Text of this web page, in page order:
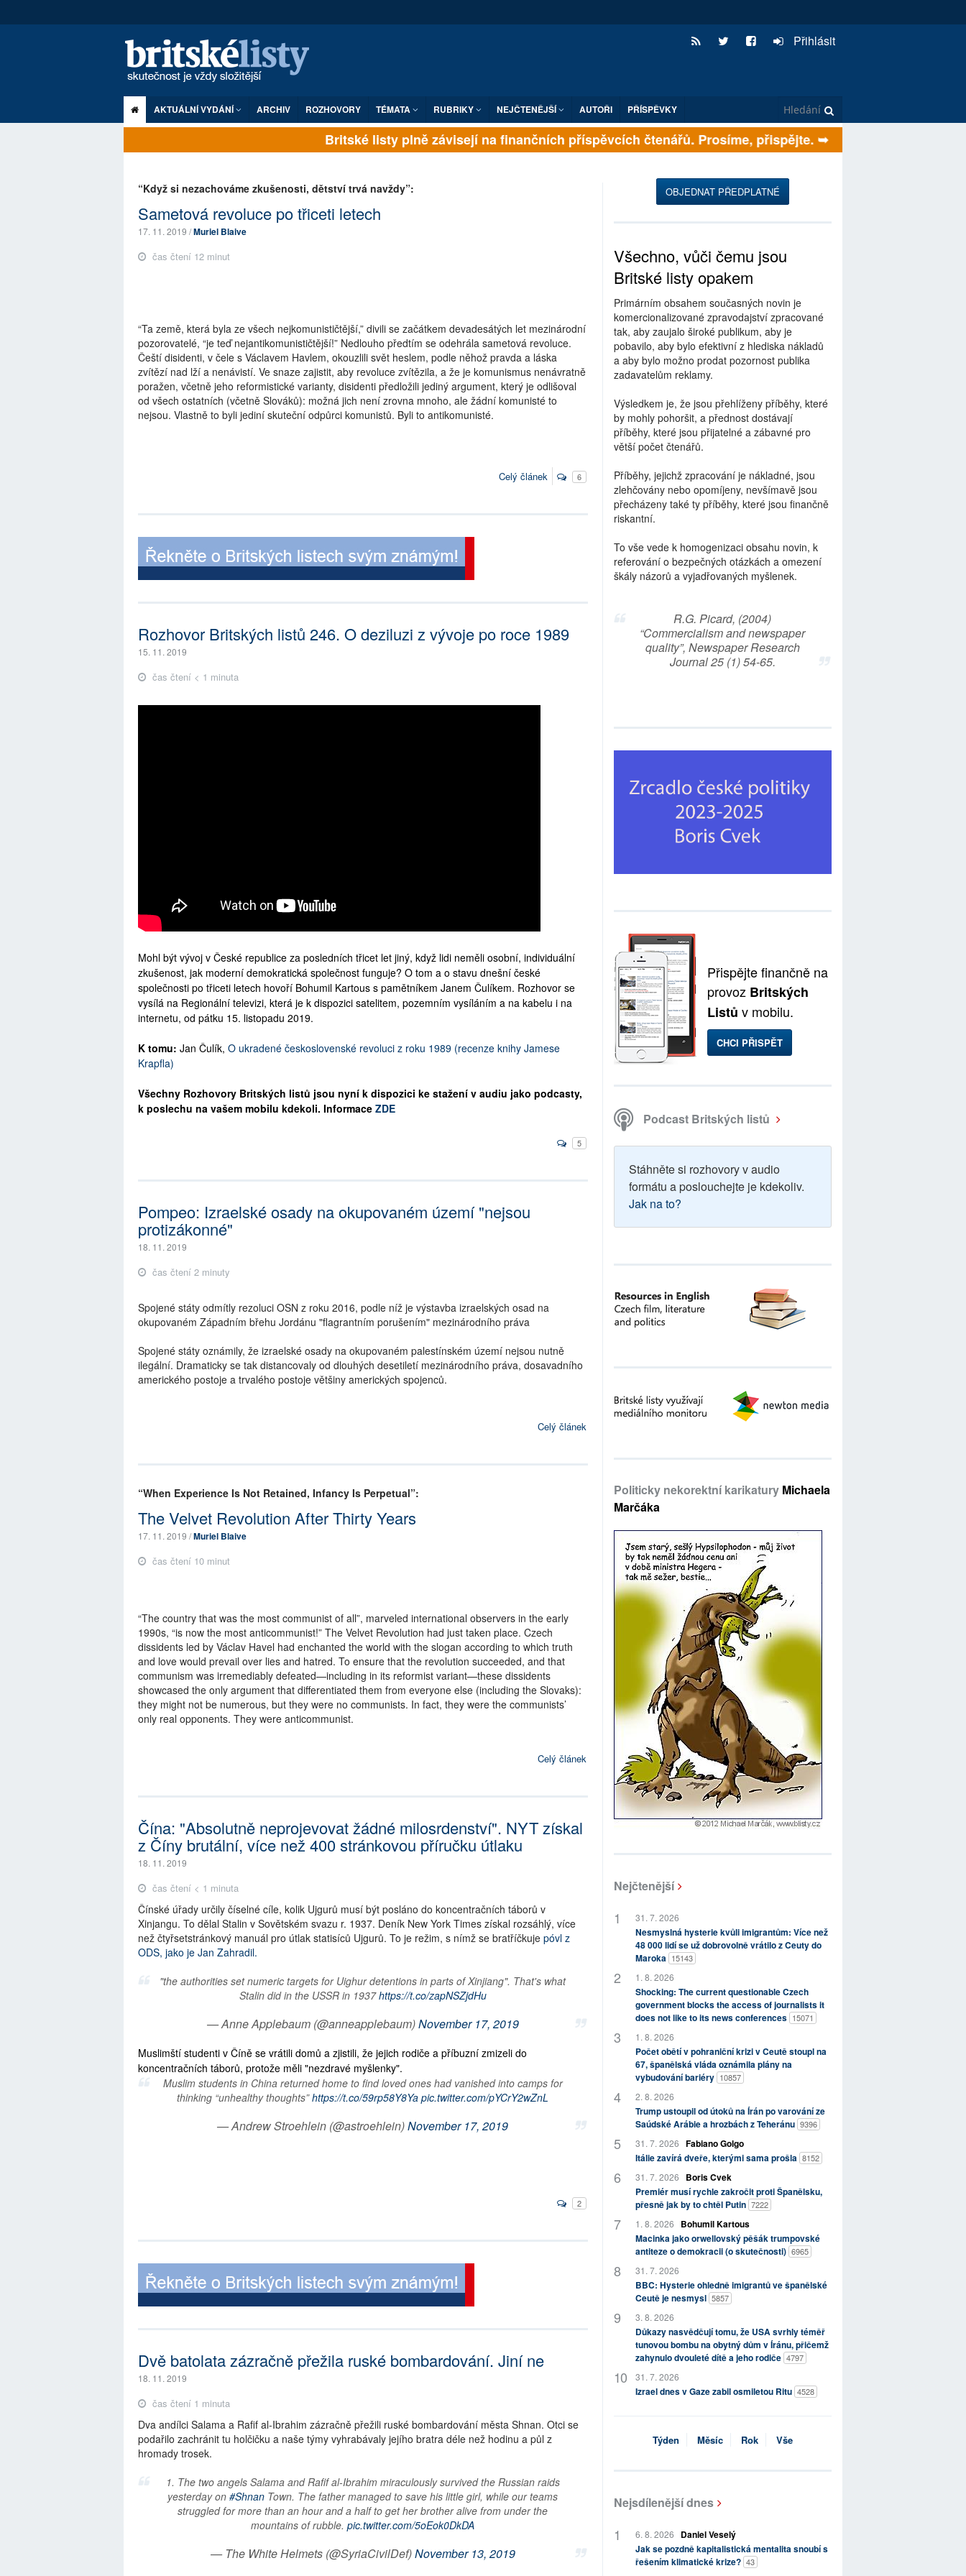
Přihlásit
AKTUÁLNÍ VYDÁNÍ ARCHIV ROZHOVORY TÉMATA RUBRIKY NEJČTENĚJŠÍ AUTOŘI PŘÍSPĚVKY
Britské listy plně závisejí na finančních příspěvcích čtenářů. Prosíme, přispějte. ➥
“Když si nezachováme zkušenosti, dětství trvá navždy”:
Sametová revoluce po třiceti letech
17. 11. 2019 /Muriel Blaive
čas čtení 12 minut
“Ta země, která byla ze všech nejkomunističtější,” divili se začátkem devadesátých let mezinárodní
pozorovatelé, “je teď nejantikomunističtější!” Nedlouho předtím se odehrála sametová revoluce.
Čeští disidenti, v čele s Václavem Havlem, okouzlili svět heslem, podle něhož pravda a láska
zvítězí nad lží a nenávistí. Ve snaze zajistit, aby revoluce zvítězila, a že je komunismus nenávratně
poražen, včetně jeho reformistické varianty, disidenti předložili jediný argument, který je odlišoval
od všech ostatních (včetně Slováků): možná jich není zrovna mnoho, ale žádní komunisté to
nejsou. Vlastně to byli jediní skuteční odpůrci komunistů. Byli to antikomunisté.
Celý článek 6
Rozhovor Britských listů 246. O deziluzi z vývoje po roce 1989
15. 11. 2019
čas čtení < 1 minuta
Mohl být vývoj v České republice za posledních třicet let jiný, když lidi neměli osobní, individuální
zkušenost, jak moderní demokratická společnost funguje? O tom a o stavu dnešní české
společnosti po třiceti letech hovoří Bohumil Kartous s pamětníkem Janem Čulíkem. Rozhovor se
vysílá na Regionální televizi, která je k dispozici satelitem, pozemním vysíláním a na kabelu i na
internetu, od pátku 15. listopadu 2019.
K tomu: Jan Čulík, O ukradené československé revoluci z roku 1989 (recenze knihy Jamese
Krapfla)
Všechny Rozhovory Britských listů jsou nyní k dispozici ke stažení v audiu jako podcasty,
k poslechu na vašem mobilu kdekoli. Informace ZDE
5
Pompeo: Izraelské osady na okupovaném území "nejsou
protizákonné"
18. 11. 2019
čas čtení 2 minuty
Spojené státy odmítly rezoluci OSN z roku 2016, podle níž je výstavba izraelských osad na
okupovaném Západním břehu Jordánu "flagrantním porušením" mezinárodního práva
Spojené státy oznámily, že izraelské osady na okupovaném palestínském území nejsou nutně
ilegální. Dramaticky se tak distancovaly od dlouhých desetiletí mezinárodního práva, dosavadního
amerického postoje a trvalého postoje většiny amerických spojenců.
Celý článek
“When Experience Is Not Retained, Infancy Is Perpetual”:
The Velvet Revolution After Thirty Years
17. 11. 2019 /Muriel Blaive
čas čtení 10 minut
“The country that was the most communist of all”, marveled international observers in the early
1990s, “is now the most anticommunist!” The Velvet Revolution had just taken place. Czech
dissidents led by Václav Havel had enchanted the world with the slogan according to which truth
and love would prevail over lies and hatred. To ensure that the revolution succeeded, and that
communism was irremediably defeated—including in its reformist variant—these dissidents
showcased the only argument that differentiated them from everyone else (including the Slovaks):
they might not be numerous, but they were no communists. In fact, they were the communists’
only real opponents. They were anticommunist.
Celý článek
Čína: "Absolutně neprojevovat žádné milosrdenství". NYT získal
z Číny brutální, více než 400 stránkovou příručku útlaku
18. 11. 2019
čas čtení < 1 minuta
Čínské úřady určily číselné cíle, kolik Ujgurů musí být posláno do koncentračních táborů v
Xinjangu. To dělal Stalin v Sovětském svazu r. 1937. Deník New York Times získal rozsáhlý, více
než čtyřsetstránkový manuál pro útlak statisíců Ujgurů. To je režim, s nímž se bratříčkuje póvl z
ODS, jako je Jan Zahradil.
"the authorities set numeric targets for Uighur detentions in parts of Xinjiang". That's what
Stalin did in the USSR in 1937https://t.co/zapNSZjdHu
— Anne Applebaum (@anneapplebaum)November 17, 2019
Muslimští studenti v Číně se vrátili domů a zjistili, že jejich rodiče a příbuzní zmizeli do
koncentračních táborů, protože měli "nezdravé myšlenky".
Muslim students in China returned home to find loved ones had vanished into camps for
thinking “unhealthy thoughts”https://t.co/59rp58Y8Ya pic.twitter.com/pYCrY2wZnL
— Andrew Stroehlein (@astroehlein)November 17, 2019
2
Dvě batolata zázračně přežila ruské bombardování. Jiní ne
18. 11. 2019
čas čtení 1 minuta
Dva andílci Salama a Rafif al-Ibrahim zázračně přežili ruské bombardování města Shnan. Otci se
podařilo zachránit tu holčičku a naše týmy vyhrabávaly jejího bratra déle než hodinu a půl z
hromady trosek.
1. The two angels Salama and Rafif al-Ibrahim miraculously survived the Russian raids
yesterday on#Shnan Town. The father managed to save his little girl, while our teams
struggled for more than an hour and a half to get her brother alive from under the
mountains of rubble.pic.twitter.com/5oEok0DkDA
— The White Helmets (@SyriaCivilDef)November 13, 2019
OBJEDNAT PŘEDPLATNÉ
Všechno, vůči čemu jsou
Britské listy opakem
Primárním obsahem současných novin je
komercionalizované zpravodajství zpracované
tak, aby zaujalo široké publikum, aby je
pobavilo, aby bylo efektivní z hlediska nákladů
a aby bylo možno prodat pozornost publika
zadavatelům reklamy.
Výsledkem je, že jsou přehlíženy příběhy, které
by mohly pohoršit, a přednost dostávají
příběhy, které jsou přijatelné a zábavné pro
větší počet čtenářů.
Příběhy, jejichž zpracování je nákladné, jsou
zlehčovány nebo opomíjeny, nevšímavě jsou
přecházeny také ty příběhy, které jsou finančně
riskantní.
To vše vede k homogenizaci obsahu novin, k
referování o bezpečných otázkách a omezení
škály názorů a vyjadřovaných myšlenek.
R.G. Picard, (2004)
“Commercialism and newspaper
quality”, Newspaper Research
Journal 25 (1) 54-65.
Přispějte finančně na
provoz Britských
Listů v mobilu.
CHCI PŘISPĚT
Podcast Britských listů
Stáhněte si rozhovory v audio
formátu a poslouchejte je kdekoliv.
Jak na to?
Politicky nekorektní karikatury Michaela
Marčáka
Nejčtenější
31. 7. 2026
Nesmyslná hysterie kvůli imigrantům: Více než
48 000 lidí se už dobrovolně vrátilo z Ceuty do
Maroka 15143
1. 8. 2026
Shocking: The current questionable Czech
government blocks the access of journalists it
does not like to its news conferences 15071
1. 8. 2026
Počet obětí v pohraniční krizi v Ceutě stoupl na
67, španělská vláda oznámila plány na
vybudování bariéry 10857
2. 8. 2026
Trump ustoupil od útoků na Írán po varování ze
Saúdské Arábie a hrozbách z Teheránu 9396
31. 7. 2026 Fabiano Golgo
Itálie zavírá dveře, kterými sama prošla 8152
31. 7. 2026
Boris Cvek
Premiér musí rychle zakročit proti Španělsku,
přesně jak by to chtěl Putin 7222
1. 8. 2026
Bohumil Kartous
Macinka jako orwellovský pěšák trumpovské
antiteze o demokracii (o skutečnosti) 6965
31. 7. 2026
BBC: Hysterie ohledně imigrantů ve španělské
Ceutě je nesmysl 5857
3. 8. 2026
Důkazy nasvědčují tomu, že USA svrhly téměř
tunovou bombu na obytný dům v Íránu, přičemž
zahynulo dvouleté dítě a jeho rodiče 4797
31. 7. 2026
Izrael dnes v Gaze zabil osmiletou Ritu 4528
Týden Měsíc Rok Vše
Nejsdílenější dnes
6. 8. 2026
Daniel Veselý
Jak se pozdně kapitalistická mentalita snoubí s
řešením klimatické krize? 43